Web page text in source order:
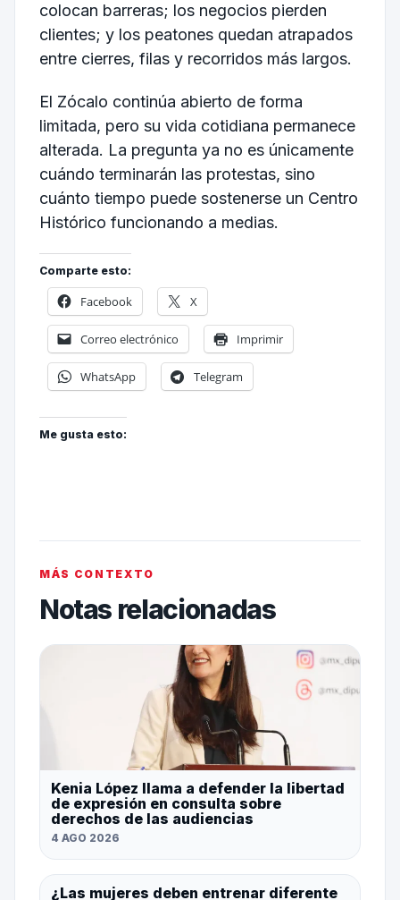
colocan barreras; los negocios pierden
clientes; y los peatones quedan atrapados
entre cierres, filas y recorridos más largos.
El Zócalo continúa abierto de forma
limitada, pero su vida cotidiana permanece
alterada. La pregunta ya no es únicamente
cuándo terminarán las protestas, sino
cuánto tiempo puede sostenerse un Centro
Histórico funcionando a medias.
Comparte esto:
Facebook X
Correo electrónico Imprimir
WhatsApp Telegram
Me gusta esto:
MÁS CONTEXTO
Notas relacionadas
Kenia López llama a defender la libertad
de expresión en consulta sobre
derechos de las audiencias
4 AGO 2026
¿Las mujeres deben entrenar diferente